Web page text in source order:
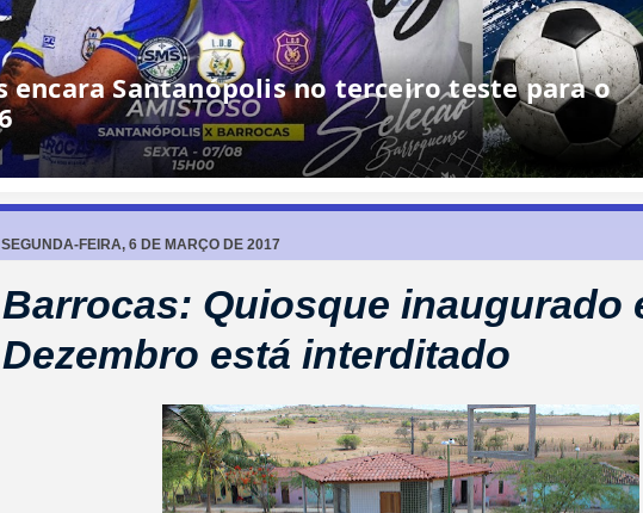
SEGUNDA-FEIRA, 6 DE MARÇO DE 2017
Barrocas: Quiosque inaugurado
Dezembro está interditado